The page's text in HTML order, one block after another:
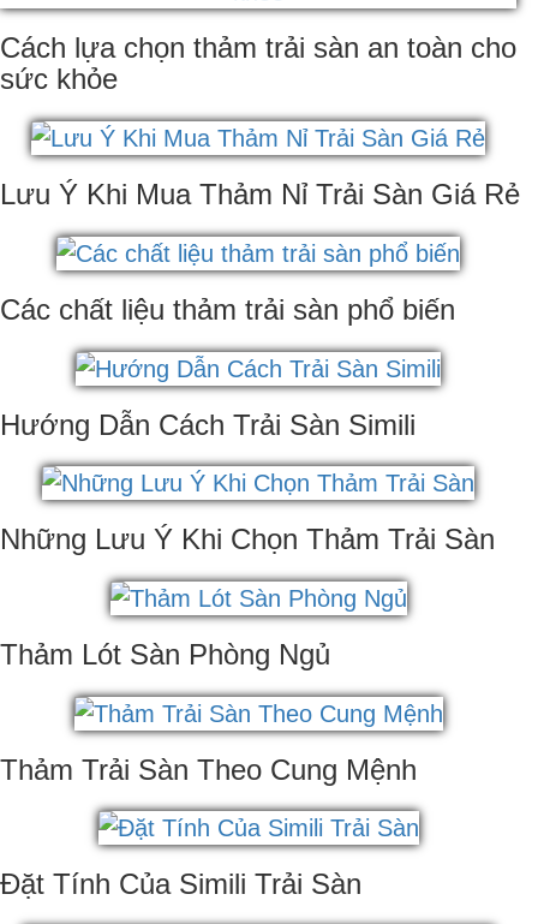
Cách lựa chọn thảm trải sàn an toàn cho
sức khỏe
Lưu Ý Khi Mua Thảm Nỉ Trải Sàn Giá Rẻ
Các chất liệu thảm trải sàn phổ biến
Hướng Dẫn Cách Trải Sàn Simili
Những Lưu Ý Khi Chọn Thảm Trải Sàn
Thảm Lót Sàn Phòng Ngủ
Thảm Trải Sàn Theo Cung Mệnh
Đặt Tính Của Simili Trải Sàn